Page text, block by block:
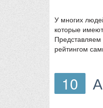
У многих
которые
рейтингом
10